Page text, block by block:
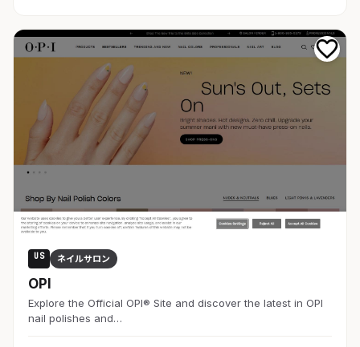
US ネイルサロン
OPI
Explore the Official OPI® Site and discover the latest in OPI
nail polishes and…